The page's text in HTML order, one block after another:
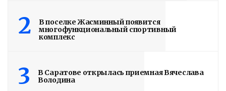
2
В поселке Жасминный появится
многофункциональный спортивный
комплекс
3
В Саратове открылась приемная Вячеслава
Володина
Володин о СПАСЕНИИ
здания колледжа
им. Яблочкова СГУ